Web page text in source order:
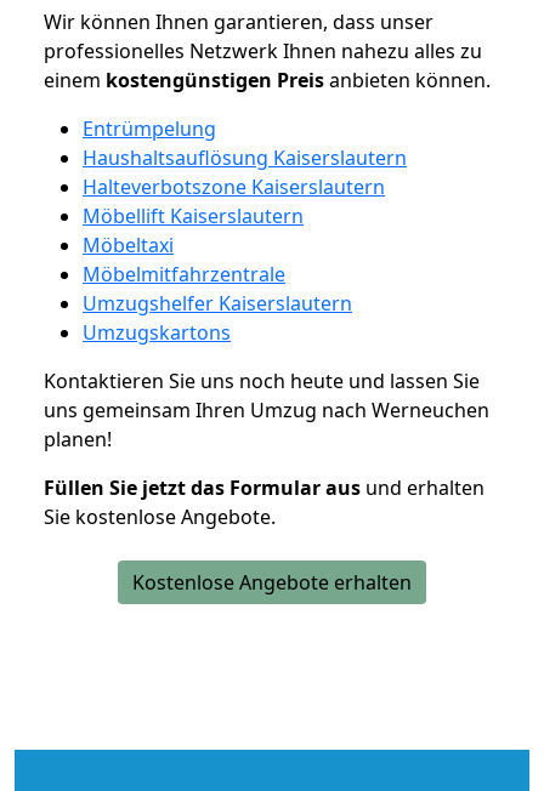
Wir können Ihnen garantieren, dass unser
professionelles Netzwerk Ihnen nahezu alles zu
einem kostengünstigen Preisanbieten können.
Entrümpelung
Haushaltsauflösung Kaiserslautern
Halteverbotszone Kaiserslautern
Möbellift Kaiserslautern
Möbeltaxi
Möbelmitfahrzentrale
Umzugshelfer Kaiserslautern
Umzugskartons
Kontaktieren Sie uns noch heute und lassen Sie
uns gemeinsam Ihren Umzug nach Werneuchen
planen!
Füllen Sie jetzt das Formular aus und erhalten
Sie kostenlose Angebote.
Kostenlose Angebote erhalten